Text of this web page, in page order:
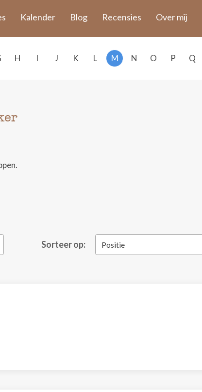
Kalender Blog Recensies Over mij
H I J K L M N O P Q
Sorteer op: Positie